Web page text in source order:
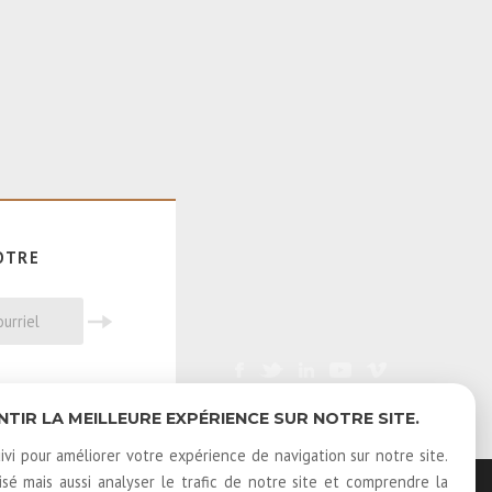
LA MEILLEURE EXPÉRIENCE SUR NOTRE SITE.
pour améliorer votre expérience de navigation sur notre site.
mais aussi analyser le trafic de notre site et comprendre la